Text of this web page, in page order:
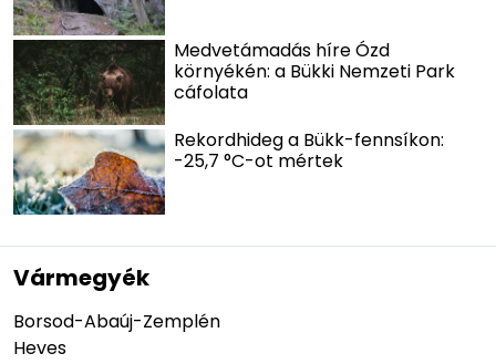
Medvetámadás híre Ózd
környékén: a Bükki Nemzeti Park
cáfolata
Rekordhideg a Bükk-fennsíkon:
-25,7 °C-ot mértek
Vármegyék
Borsod-Abaúj-Zemplén
Heves